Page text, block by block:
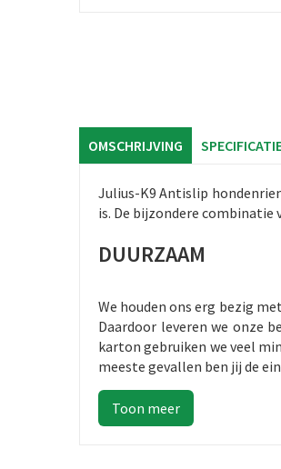
OMSCHRIJVING
Julius-K9 Antislip
is. De bijzondere
DUURZAAM
We houden ons erg bezig
Daardoor leveren we onze
karton gebruiken we veel
meeste gevallen ben jij de